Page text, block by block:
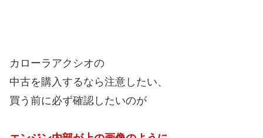
カローラアクシオの
中古を購入するなら注意したい、
買う前に必ず確認したいのが